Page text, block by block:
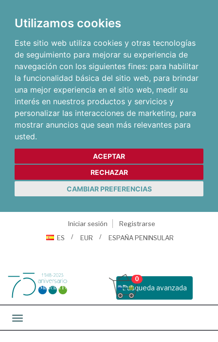
Utilizamos cookies
Este sitio web utiliza cookies y otras tecnologías
de seguimiento para mejorar su experiencia de
navegación con los siguientes fines: para habilitar
la funcionalidad básica del sitio web, para brindar
una mejor experiencia en el sitio web, medir su
interés en nuestros productos y servicios y
personalizar las interacciones de marketing, para
mostrar anuncios que sean más relevantes para
usted.
ACEPTAR
RECHAZAR
CAMBIAR PREFERENCIAS
Iniciar sesión
Registrarse
ES
EUR ESPAÑA PENINSULAR
Busqueda avanzada
0
Toggle navigation